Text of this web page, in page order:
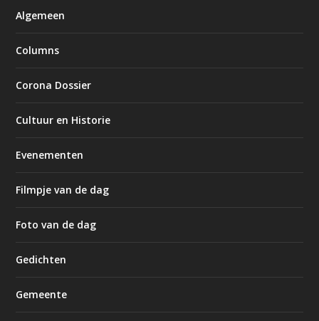
Algemeen
Columns
Corona Dossier
Cultuur en Historie
Evenementen
Filmpje van de dag
Foto van de dag
Gedichten
Gemeente